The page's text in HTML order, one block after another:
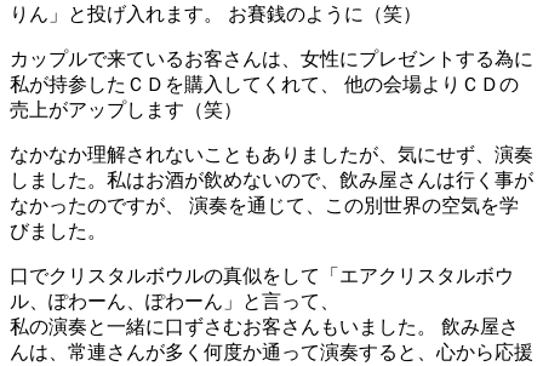
りん」と投げ入れます。 お賽銭のように（笑）
カップルで来ているお客さんは、女性にプレゼントする為に
私が持参したＣＤを購入してくれて、 他の会場よりＣＤの
売上がアップします（笑）
なかなか理解されないこともありましたが、気にせず、演奏
しました。私はお酒が飲めないので、飲み屋さんは行く事が
なかったのですが、 演奏を通じて、この別世界の空気を学
びました。
口でクリスタルボウルの真似をして「エアクリスタルボウ
ル、ぽわーん、ぽわーん」と言って、
私の演奏と一緒に口ずさむお客さんもいました。 飲み屋さ
んは、常連さんが多く何度か通って演奏すると、心から応援